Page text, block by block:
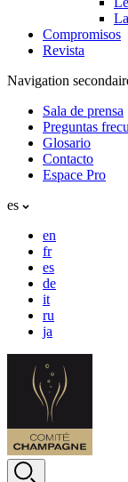
Compromisos
Revista
Navigation
Sala de prensa
Preguntas
Glosario
Contacto
Espace Pro
es
en
fr
es
de
it
ru
ja